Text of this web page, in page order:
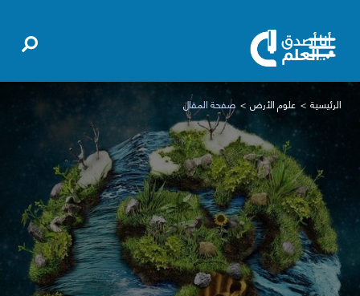
الرئيسية علوم الأرض صفحة المقال